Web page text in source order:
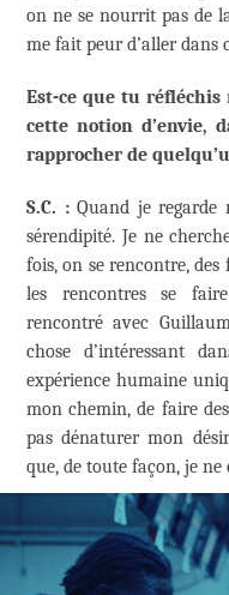
on ne se nourrit pas de
me fait peur d’aller dans
Est-ce que tu réfléchis
cette notion d’envie,
rapprocher de
S.C. :Quand je regarde
sérendipité. Je ne
fois, on se rencontre, des
les rencontres se
rencontré avec
chose d’intéressant
expérience humaine
mon chemin, de faire
pas dénaturer mon
que, de toute façon, je ne